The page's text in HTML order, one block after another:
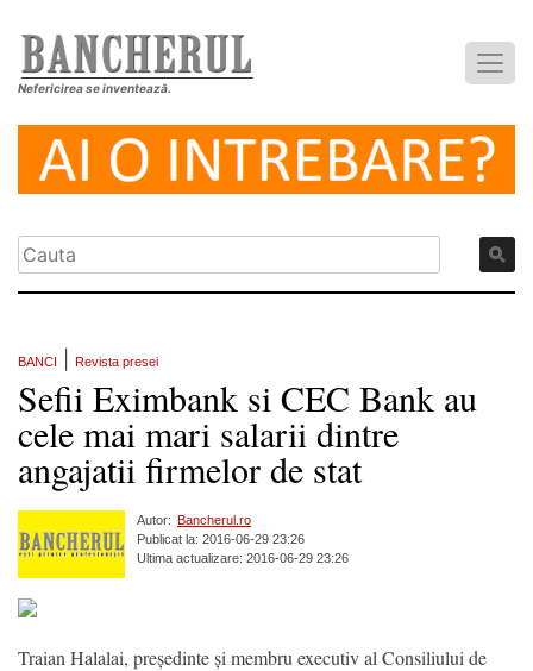
Nefericirea se inventează.
BANCI Revista presei
Sefii Eximbank si CEC Bank au
cele mai mari salarii dintre
angajatii firmelor de stat
Autor: Bancherul.ro
Publicat la: 2016-06-29 23:26
Ultima actualizare: 2016-06-29 23:26
Traian Halalai, președinte și membru executiv al Consiliului de